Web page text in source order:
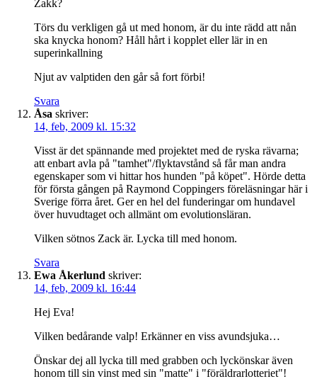
Zakk?
Törs du verkligen gå ut med honom, är du inte rädd att nån
ska knycka honom? Håll hårt i kopplet eller lär in en
superinkallning
Njut av valptiden den går så fort förbi!
Svara
Åsa skriver:
14, feb, 2009 kl. 15:32
Visst är det spännande med projektet med de ryska rävarna;
att enbart avla på "tamhet"/flyktavstånd så får man andra
egenskaper som vi hittar hos hunden "på köpet". Hörde detta
för första gången på Raymond Coppingers föreläsningar här i
Sverige förra året. Ger en hel del funderingar om hundavel
över huvudtaget och allmänt om evolutionsläran.
Vilken sötnos Zack är. Lycka till med honom.
Svara
Ewa Åkerlund skriver:
14, feb, 2009 kl. 16:44
Hej Eva!
Vilken bedårande valp! Erkänner en viss avundsjuka…
Önskar dej all lycka till med grabben och lyckönskar även
honom till sin vinst med sin "matte" i "föräldrarlotteriet"!